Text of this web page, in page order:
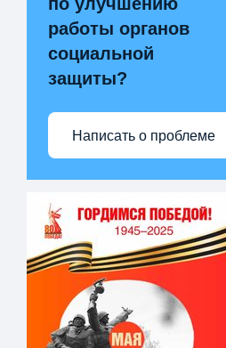
работы органов
социальной
защиты?
Написать о проблеме